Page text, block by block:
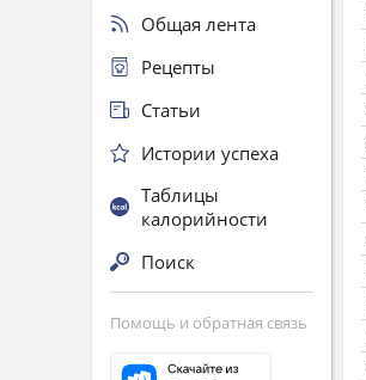
Общая лента
Рецепты
Статьи
Истории успеха
Таблицы
калорийности
Поиск
Помощь и обратная связь